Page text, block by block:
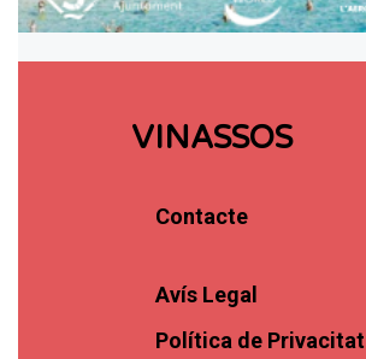
VINASSOS
Contacte
Avís Legal
Política de Privacitat